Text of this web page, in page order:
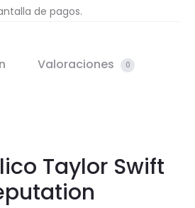
de pagos.
Valoraciones 0
Taylor Swift